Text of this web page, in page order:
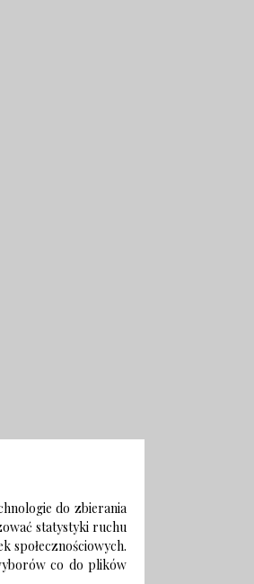
do zbierania
statystyki ruchu
społecznościowych.
co do plików